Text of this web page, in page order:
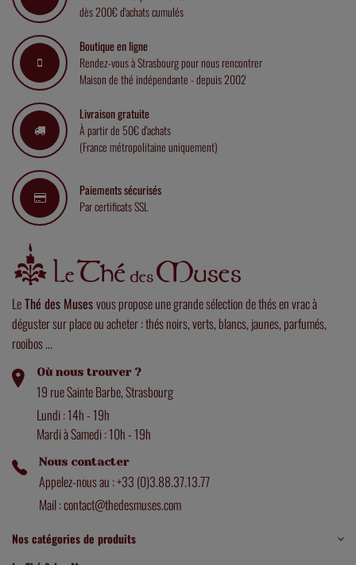
dès 200€ d'achats cumulés
Boutique en ligne
Rendez-vous à Strasbourg pour nous rencontrer
Maison de thé indépendante - depuis 2002
Livraison gratuite
À partir de 50€ d'achats
(France métropolitaine uniquement)
Paiements sécurisés
Par certificats SSL
LeThé des Musesvous propose une grande sélection de thés en vrac à
déguster sur place ou acheter : thés noirs, verts, blancs, jaunes, parfumés,
rooibos ...
Où nous trouver ?
19 rue Sainte Barbe, Strasbourg
Lundi : 14h - 19h
Mardi à Samedi : 10h - 19h
Nous contacter
Appelez-nous au : +33 (0)3.88.37.13.77
Mail : contact@thedesmuses.com
Nos catégories de produits